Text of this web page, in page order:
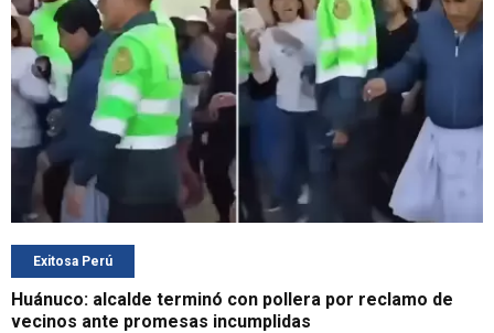
Exitosa Perú
Huánuco: alcalde terminó con pollera por reclamo de
vecinos ante promesas incumplidas